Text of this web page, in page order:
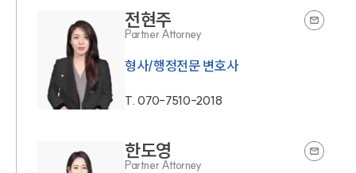
전현주
Partner Attorney
형사/행정전문 변호사
T.070-7510-2018
한도영
Partner Attorney